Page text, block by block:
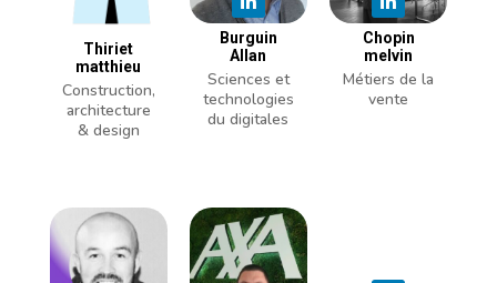
Thiriet
matthieu
Construction,
architecture
& design
Burguin
Allan
Sciences et
technologies
du digitales
Chopin
melvin
Métiers de la
vente